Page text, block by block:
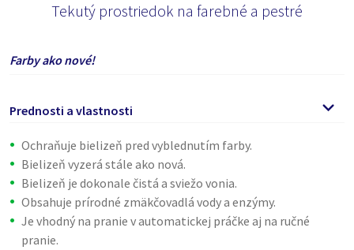
Tekutý prostriedok na farebné a pestré
Farby ako nové!
Prednosti a vlastnosti
Ochraňuje bielizeň pred vyblednutím farby.
Bielizeň vyzerá stále ako nová.
Bielizeň je dokonale čistá a sviežo vonia.
Obsahuje prírodné zmäkčovadlá vody a enzýmy.
Je vhodný na pranie v automatickej práčke aj na ručné
pranie.